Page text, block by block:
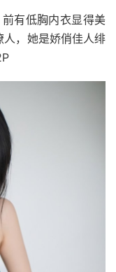
有低胸内衣显得美
人，她是娇俏佳人绯